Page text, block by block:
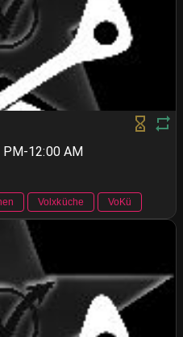
PM-12:00 AM
Volxküche VoKü